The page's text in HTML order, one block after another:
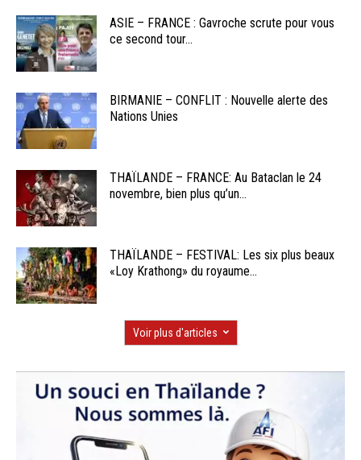
ASIE – FRANCE : Gavroche scrute pour vous
ce second tour...
BIRMANIE – CONFLIT : Nouvelle alerte des
Nations Unies
THAÏLANDE – FRANCE: Au Bataclan le 24
novembre, bien plus qu’un...
THAÏLANDE – FESTIVAL: Les six plus beaux
«Loy Krathong» du royaume...
Voir plus d'articles